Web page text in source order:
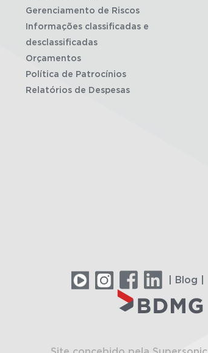
Gerenciamento de Riscos
Informações classificadas e
desclassificadas
Orçamentos
Política de Patrocínios
Relatórios de Despesas
| Blog |